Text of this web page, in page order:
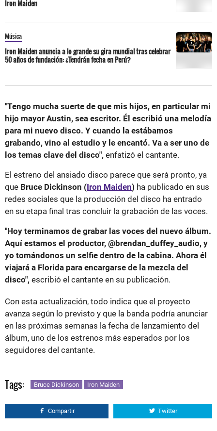
Iron Maiden
Música
Iron Maiden anuncia a lo grande su gira mundial tras celebrar
50 años de fundación: ¿Tendrán fecha en Perú?
"Tengo mucha suerte de que mis hijos, en particular mi
hijo mayor Austin, sea escritor. Él escribió una melodía
para mi nuevo disco. Y cuando la estábamos
grabando, vino al estudio y le encantó. Va a ser uno de
los temas clave del disco", enfatizó el cantante.
El estreno del ansiado disco parece que será pronto, ya
que Bruce Dickinson (Iron Maiden) ha publicado en sus
redes sociales que la producción del disco ha entrado
en su etapa final tras concluir la grabación de las voces.
"Hoy terminamos de grabar las voces del nuevo álbum.
Aquí estamos el productor, @brendan_duffey_audio, y
yo tomándonos un selfie dentro de la cabina. Ahora él
viajará a Florida para encargarse de la mezcla del
disco", escribió el cantante en su publicación.
Con esta actualización, todo indica que el proyecto
avanza según lo previsto y que la banda podría anunciar
en las próximas semanas la fecha de lanzamiento del
álbum, uno de los estrenos más esperados por los
seguidores del cantante.
Tags: Bruce Dickinson Iron Maiden
Compartir Twitter